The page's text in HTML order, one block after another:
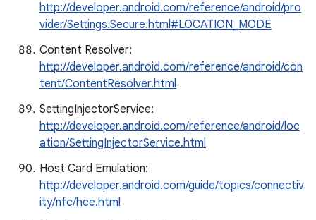
http://developer.android.com/reference/android/pro
vider/Settings.Secure.html#LOCATION_MODE
Content Resolver:
http://developer.android.com/reference/android/con
tent/ContentResolver.html
SettingInjectorService:
http://developer.android.com/reference/android/loc
ation/SettingInjectorService.html
Host Card Emulation:
http://developer.android.com/guide/topics/connectiv
ity/nfc/hce.html